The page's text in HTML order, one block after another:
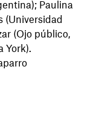
Paulina
(Universidad
(Ojo público,
York).